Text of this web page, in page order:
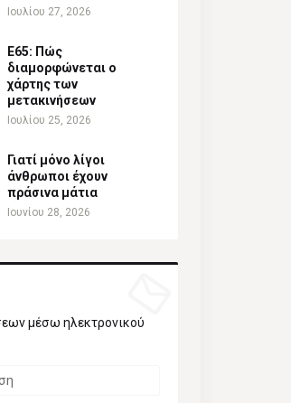
Ιουλίου 27, 2026
Ε65: Πώς
διαμορφώνεται ο
χάρτης των
μετακινήσεων
Ιουλίου 25, 2026
Γιατί μόνο λίγοι
άνθρωποι έχουν
πράσινα μάτια
Ιουνίου 28, 2026
μέσω ηλεκτρονικού